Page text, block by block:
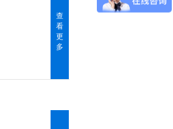
查
看
更
多